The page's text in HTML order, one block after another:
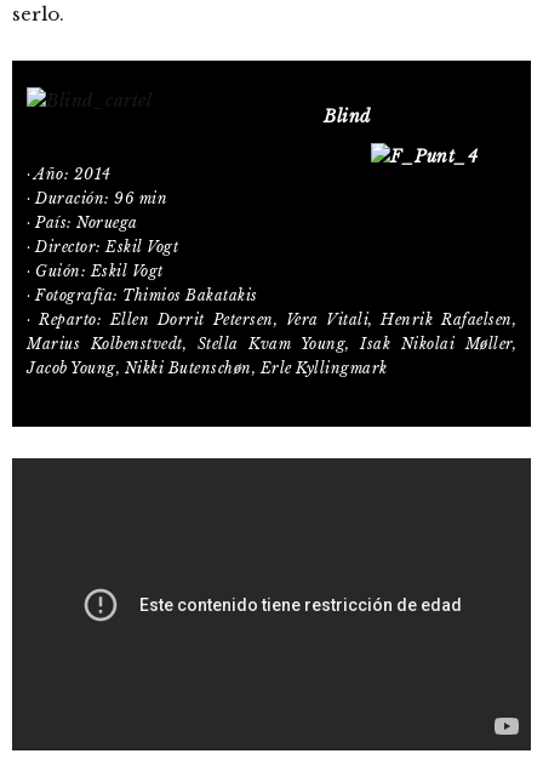
serlo.
Blind
· Año: 2014
· Duración: 96 min
· País: Noruega
· Director: Eskil Vogt
· Guión: Eskil Vogt
· Fotografía: Thimios Bakatakis
· Reparto: Ellen Dorrit Petersen, Vera Vitali, Henrik Rafaelsen,
Marius Kolbenstvedt, Stella Kvam Young, Isak Nikolai Møller,
Jacob Young, Nikki Butenschøn, Erle Kyllingmark